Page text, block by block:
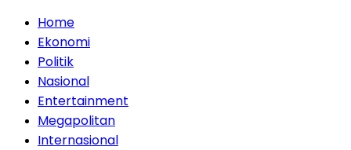
Home
Ekonomi
Politik
Nasional
Entertainment
Megapolitan
Internasional